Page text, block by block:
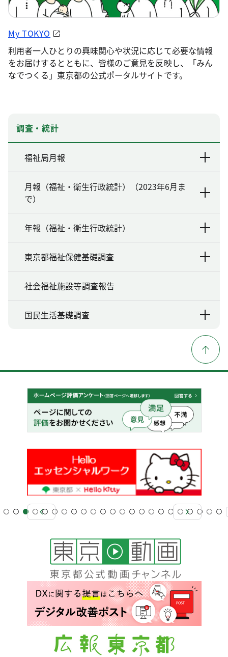
My TOKYO
利用者一人ひとりの興味関心や状況に応じて必要な情報
をお届けするとともに、皆様のご意見を反映し、「みん
なでつくる」東京都の公式ポータルサイトです。
調査・統計
福祉局月報
月報（福祉・衛生行政統計）（2023年6月ま
で）
年報（福祉・衛生行政統計）
東京都福祉保健基礎調査
社会福祉施設等調査報告
国民生活基礎調査